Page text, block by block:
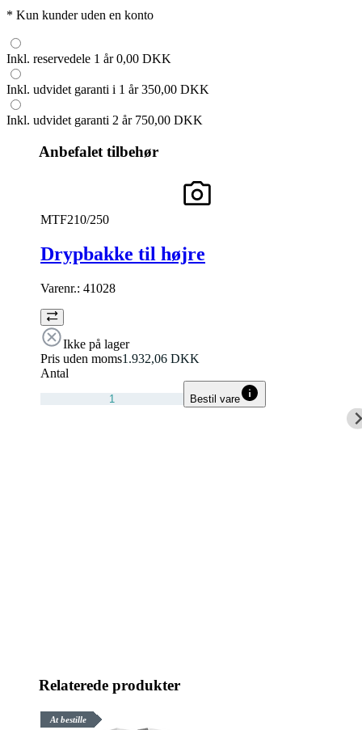
* Kun kunder uden en konto
Inkl. reservedele 1 år0,00 DKK
Inkl. udvidet garanti i 1 år350,00 DKK
Inkl. udvidet garanti 2 år 750,00 DKK
Anbefalet tilbehør
MTF210/250
Drypbakke til højre
Varenr.: 41028
Ikke på lager
Pris uden moms1.932,06 DKK
Antal
Bestil vare
Relaterede produkter
At bestille